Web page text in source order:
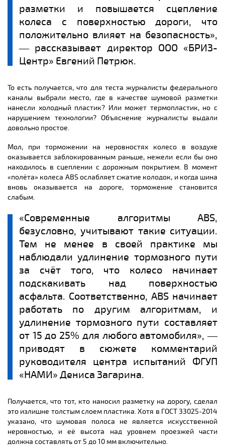
разметки и повышается сцепление
колеса с поверхностью дороги, что
положительно влияет на безопасность»,
― рассказывает директор ООО «БРИЗ-
Центр» Евгений Петрюк.
То есть получается, что для теста журналисты федерального
каналы выбрали место, где в качестве шумовой разметки
нанесли холодный пластик? Или может термопластик, но с
нарушением технологии? Объяснение журналисты выдали
довольно простое.
Мол, при торможении на неровностях колесо в воздухе
оказывается заблокированным раньше, нежели если бы оно
находилось в сцеплении с дорожным покрытием. В момент
«полёта» колеса ABS ослабляет сжатие колодок, и когда шина
вновь оказывается на дороге, торможение становится
слабым.
«Современные алгоритмы ABS,
безусловно, учитывают такие ситуации.
Тем не менее в своей практике мы
наблюдали удлинение тормозного пути
за счёт того, что колесо начинает
подскакивать над поверхностью
асфальта. Соответственно, ABS начинает
работать по другим алгоритмам, и
удлинение тормозного пути составляет
от 15 до 25% для любого автомобиля», ―
приводят в сюжете комментарий
руководителя центра испытаний ФГУП
«НАМИ» Дениса Загарина.
Получается, что тот, кто наносил разметку на дорогу, сделал
это излишне толстым слоем пластика. Хотя в ГОСТ 33025-2014
указано, что шумовая полоса не является искусственной
неровностью, и её высота над уровнем проезжей части
должна составлять от 5 до 10 мм включительно.